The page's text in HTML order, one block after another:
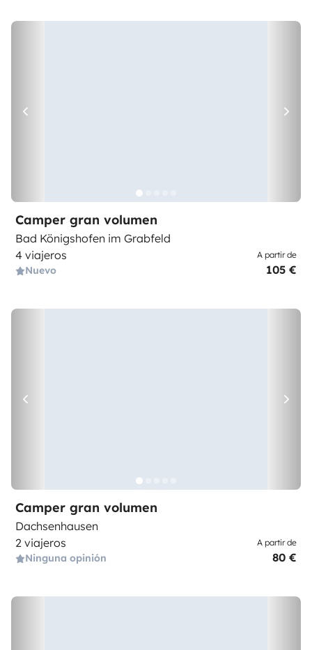
Camper gran volumen
Bad Königshofen im Grabfeld
4 viajeros
Nuevo
A partir de
105 €
Camper gran volumen
Dachsenhausen
2 viajeros
Ninguna opinión
A partir de
80 €